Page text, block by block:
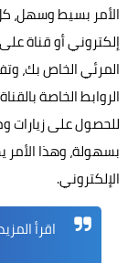
الأمر بسيط وسهل،
المرئي الخاص بك،
الروابط الخاصة
للحصول على زيارات
بسهولة، وهذا
الإلكتروني.
اقرأ